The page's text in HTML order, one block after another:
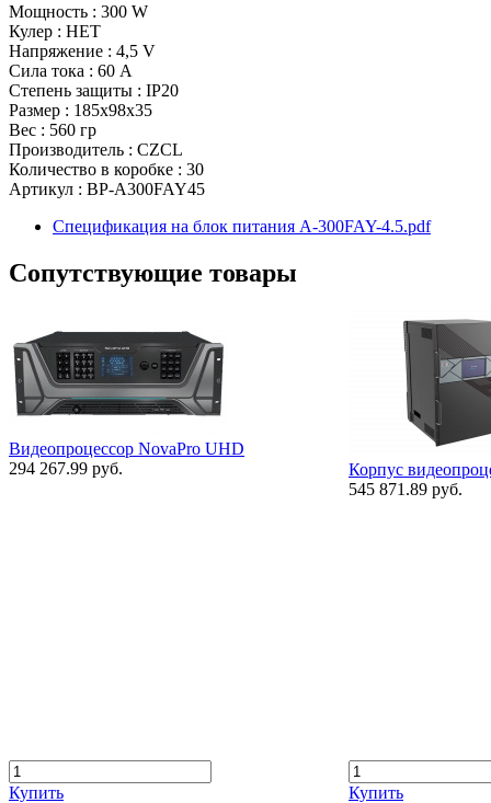
Мощность : 300 W
Кулер : НЕТ
Напряжение : 4,5 V
Сила тока : 60 A
Степень защиты : IP20
Размер : 185x98x35
Вес : 560 гр
Производитель : CZCL
Количество в коробке : 30
Артикул : BP-A300FAY45
Спецификация на блок питания A-300FAY-4.5.pdf
Сопутствующие товары
Видеопроцессор NovaPro UHD
294 267.99 руб.
Купить
Корпус
545 871.89 руб.
Купить